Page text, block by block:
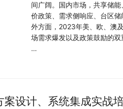
间广阔。国内市场，共享储
价政策、需求侧响应、台区
外方面，2023年美、欧、澳
场需求爆发以及政策鼓励的
…
案设计、系统集成实